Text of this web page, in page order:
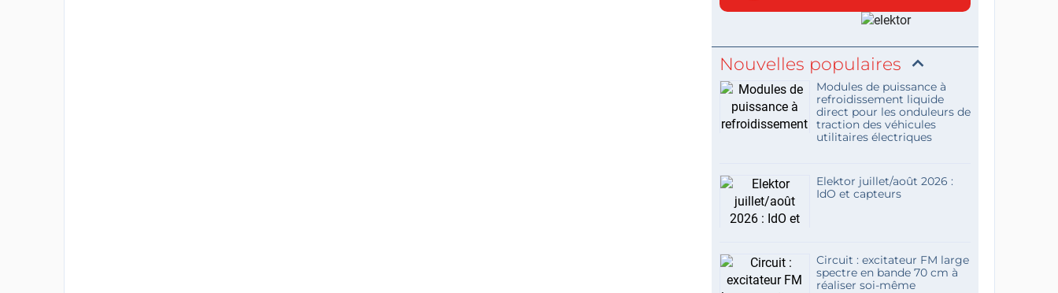
Nouvelles populaires
Modules de puissance à
refroidissement liquide
direct pour les onduleurs de
traction des véhicules
utilitaires électriques
Elektor juillet/août 2026 :
IdO et capteurs
Circuit : excitateur FM large
spectre en bande 70 cm à
réaliser soi-même